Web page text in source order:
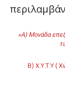
«Α) Μονάδα
Β) Χ.Υ.Τ.Υ (